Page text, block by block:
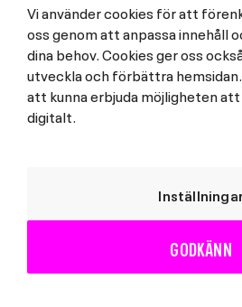
fungere, og for at vi skal kunne
for deg og andre.Les mer
Jeg godtar
Vi använder cookies för att
oss genom att anpassa innehåll
dina behov. Cookies ger oss
utveckla och förbättra
att kunna erbjuda möjligheten
digitalt.
GODKÄNN